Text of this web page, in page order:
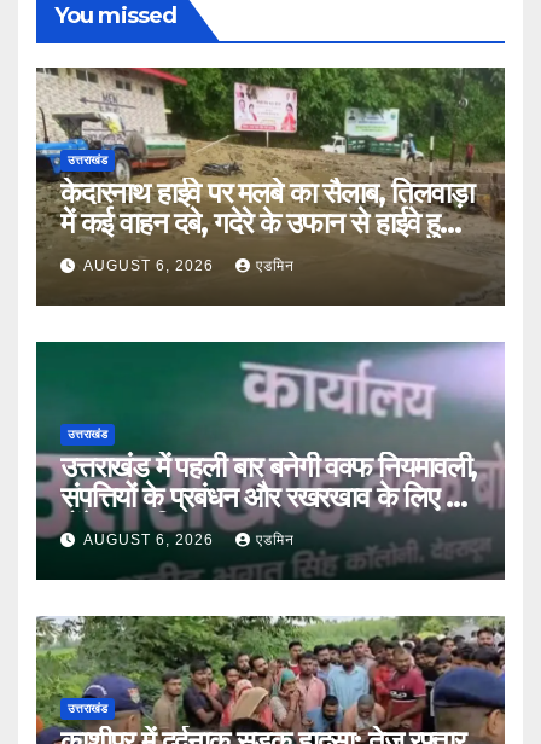
You missed
उत्तराखंड
केदारनाथ हाईवे पर मलबे का सैलाब, तिलवाड़ा
में कई वाहन दबे, गदेरे के उफान से हाईवे हुआ
बंदAUGUST 6, 2026 एडमिन
उत्तराखंड
उत्तराखंड में पहली बार बनेगी वक्फ नियमावली,
संपत्तियों के प्रबंधन और रखरखाव के लिए तय
होंगे स्पष्ट नियम
AUGUST 6, 2026 एडमिन
उत्तराखंड